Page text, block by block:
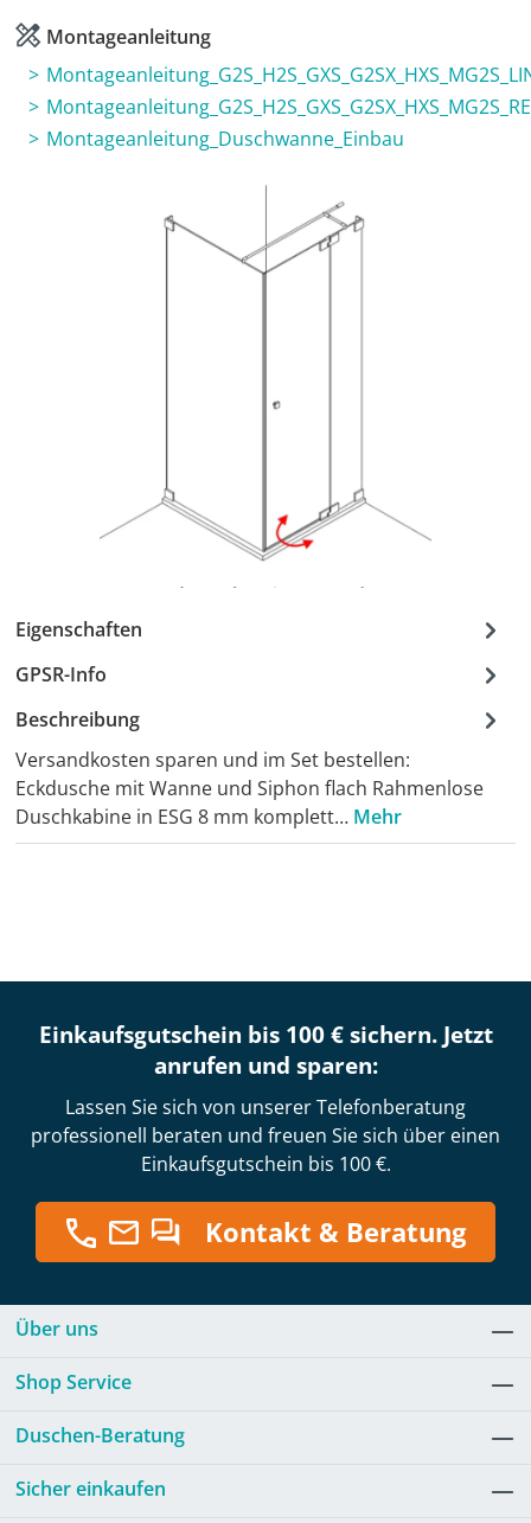
Montageanleitung
Montageanleitung_Duschwanne_Einbau
Eigenschaften
GPSR-Info
Beschreibung
Versandkosten sparen und im Set bestellen:
Eckdusche mit Wanne und Siphon flach Rahmenlose
Duschkabine in ESG 8 mm komplett… Mehr
Einkaufsgutschein bis 100 € sichern. Jetzt
anrufen und sparen:
Lassen Sie sich von unserer Telefonberatung
professionell beraten und freuen Sie sich über einen
Einkaufsgutschein bis 100 €.
Kontakt & Beratung
Über uns
Shop Service
Duschen-Beratung
Sicher einkaufen